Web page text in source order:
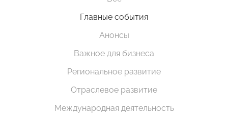
Главные события
Анонсы
Важное для бизнеса
Региональное развитие
Отраслевое развитие
Международная деятельность